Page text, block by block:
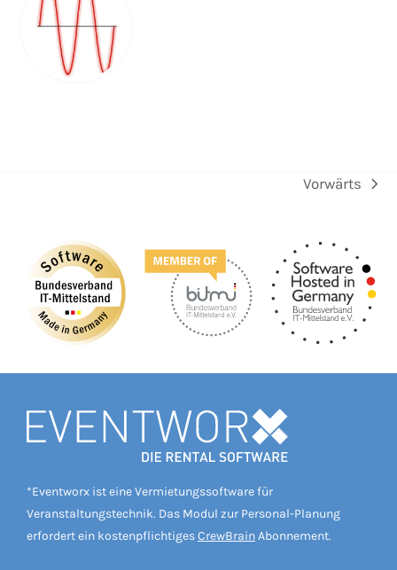
Nächster
Vorwärts
*Eventworx ist eine Vermietungssoftware für
Veranstaltungstechnik. Das Modul zur Personal-Planung
erfordert ein kostenpflichtiges CrewBrain Abonnement.